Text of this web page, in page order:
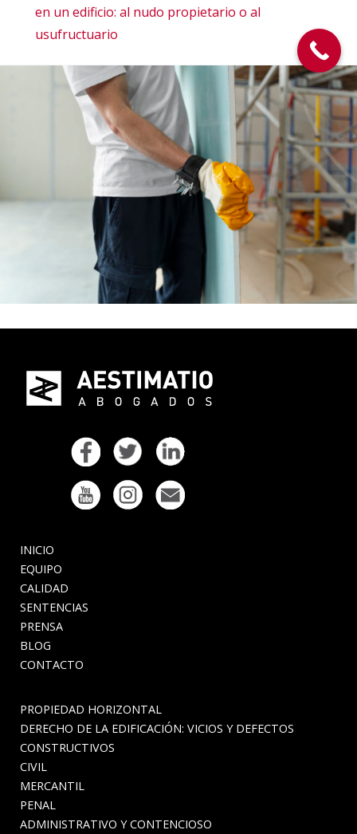
en un edificio: al nudo propietario o al
usufructuario
INICIO
EQUIPO
CALIDAD
SENTENCIAS
PRENSA
BLOG
CONTACTO
PROPIEDAD HORIZONTAL
DERECHO DE LA EDIFICACIÓN: VICIOS Y DEFECTOS
CONSTRUCTIVOS
CIVIL
MERCANTIL
PENAL
ADMINISTRATIVO Y CONTENCIOSO